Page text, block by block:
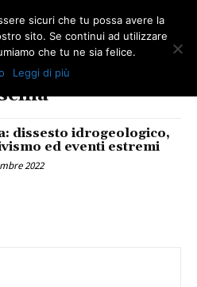
dissesto idrogeologico,
ed eventi estremi
2022
sicuri che tu possa avere la
sito. Se continui ad utilizzare
che tu ne sia felice.
Leggi di più